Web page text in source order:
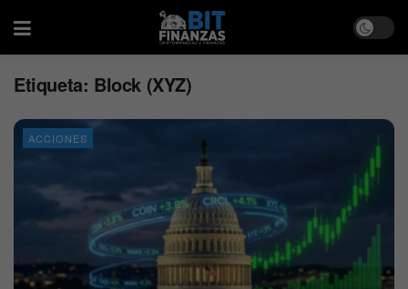
Etiqueta: Block (XYZ)
ACCIONES